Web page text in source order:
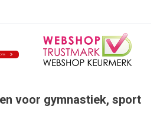
voor gymnastiek, sport